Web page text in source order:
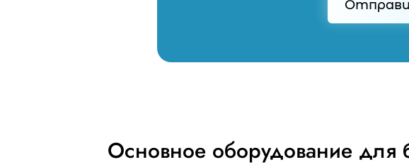
Основное оборудование для